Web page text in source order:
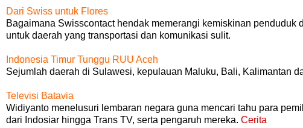
Dari Swiss untuk Flores
Bagaimana Swisscontact hendak memerangi kemiskinan
untuk daerah yang transportasi dan komunikasi sulit.
Indonesia Timur Tunggu RUU Aceh
Sejumlah daerah di Sulawesi, kepulauan Maluku, Bali, Kalimantan
Televisi Batavia
Widiyanto menelusuri lembaran negara guna mencari tahu para
dari Indosiar hingga Trans TV, serta pengaruh mereka. Cerita